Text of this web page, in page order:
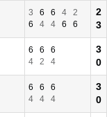
3 6 6 4
2
6
4 4 6 6
2
3
6 6
6
4
2 4
3
0
6 6
6
4
4 4
3
0